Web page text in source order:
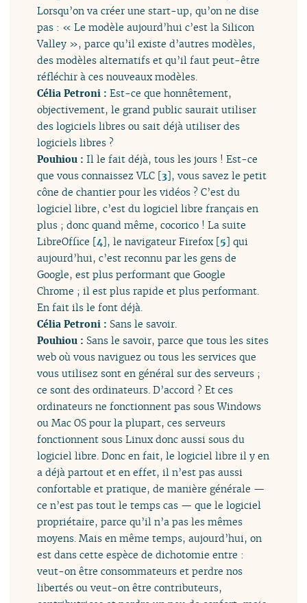
Lorsqu’on va créer une start-up, qu’on ne dise
pas : « Le modèle aujourd’hui c’est la Silicon
Valley », parce qu’il existe d’autres modèles,
des modèles alternatifs et qu’il faut peut-être
réfléchir à ces nouveaux modèles.
Célia Petroni :Est-ce que honnêtement,
objectivement, le grand public saurait utiliser
des logiciels libres ou sait déjà utiliser des
logiciels libres ?
Pouhiou :Il le fait déjà, tous les jours ! Est-ce
que vous connaissez VLC [3], vous savez le petit
cône de chantier pour les vidéos ? C’est du
logiciel libre, c’est du logiciel libre français en
plus ; donc quand même, cocorico ! La suite
LibreOffice [4], le navigateur Firefox[5] qui
aujourd’hui, c’est reconnu par les gens de
Google, est plus performant que Google
Chrome ; il est plus rapide et plus performant.
En fait ils le font déjà.
Célia Petroni : Sans le savoir.
Pouhiou : Sans le savoir, parce que tous les sites
web où vous naviguez ou tous les services que
vous utilisez sont en général sur des serveurs ;
ce sont des ordinateurs. D’accord ? Et ces
ordinateurs ne fonctionnent pas sous Windows
ou Mac OS pour la plupart, ces serveurs
fonctionnent sous Linux donc aussi sous du
logiciel libre. Donc en fait, le logiciel libre il y en
a déjà partout et en effet, il n’est pas aussi
confortable et pratique, de manière générale —
ce n’est pas tout le temps cas — que le logiciel
propriétaire, parce qu’il n’a pas les mêmes
moyens. Mais en même temps, aujourd’hui, on
est dans cette espèce de dichotomie entre :
veut-on être consommateurs et perdre nos
libertés ou veut-on être contributeurs,